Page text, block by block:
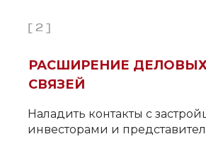
Наладить контакты с
инвесторами и
РАСШИРЕНИЕ
СВЯЗЕЙ
[ 2 ]